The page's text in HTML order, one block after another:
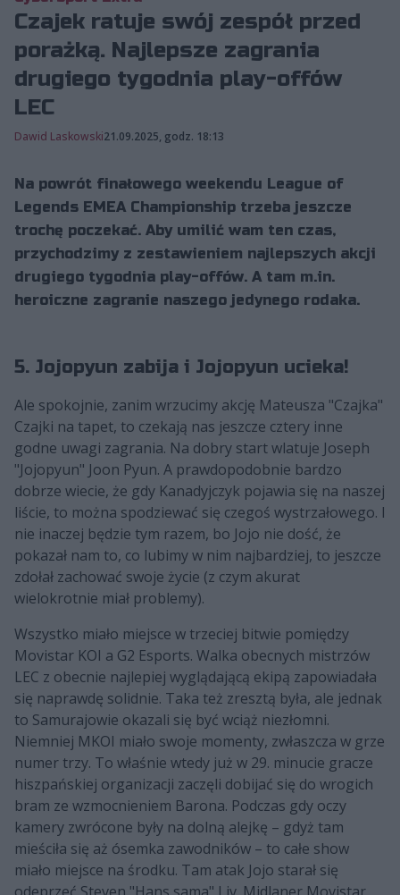
Czajek ratuje swój zespół przed
porażką. Najlepsze zagrania
drugiego tygodnia play-offów
LEC
Dawid Laskowski21.09.2025, godz. 18:13
Na powrót finałowego weekendu League of
Legends EMEA Championship trzeba jeszcze
trochę poczekać. Aby umilić wam ten czas,
przychodzimy z zestawieniem najlepszych akcji
drugiego tygodnia play-offów. A tam m.in.
heroiczne zagranie naszego jedynego rodaka.
5. Jojopyun zabija i Jojopyun ucieka!
Ale spokojnie, zanim wrzucimy akcję Mateusza "Czajka"
Czajki na tapet, to czekają nas jeszcze cztery inne
godne uwagi zagrania. Na dobry start wlatuje Joseph
"Jojopyun" Joon Pyun. A prawdopodobnie bardzo
dobrze wiecie, że gdy Kanadyjczyk pojawia się na naszej
liście, to można spodziewać się czegoś wystrzałowego. I
nie inaczej będzie tym razem, bo Jojo nie dość, że
pokazał nam to, co lubimy w nim najbardziej, to jeszcze
zdołał zachować swoje życie (z czym akurat
wielokrotnie miał problemy).
Wszystko miało miejsce w trzeciej bitwie pomiędzy
Movistar KOI a G2 Esports. Walka obecnych mistrzów
LEC z obecnie najlepiej wyglądającą ekipą zapowiadała
się naprawdę solidnie. Taka też zresztą była, ale jednak
to Samurajowie okazali się być wciąż niezłomni.
Niemniej MKOI miało swoje momenty, zwłaszcza w grze
numer trzy. To właśnie wtedy już w 29. minucie gracze
hiszpańskiej organizacji zaczęli dobijać się do wrogich
bram ze wzmocnieniem Barona. Podczas gdy oczy
kamery zwrócone były na dolną alejkę – gdyż tam
mieściła się aż ósemka zawodników – to całe show
miało miejsce na środku. Tam atak Jojo starał się